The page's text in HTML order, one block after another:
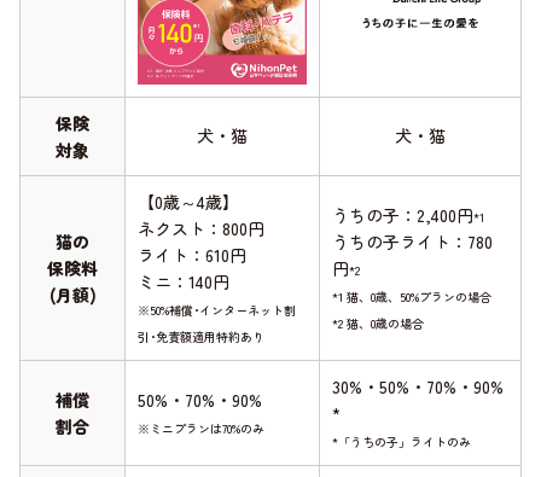
保険
対象
犬・猫 犬・猫
猫の
保険料
(月額)
【0歳～4歳】
ネクスト：800円
ライト：610円
ミニ：140円
※50%補償･インターネット割
引･免責額適用特約あり
うちの子：2,400円*1
うちの子ライト：780
円*2
*1 猫、0歳、50%プランの場合
*2 猫、0歳の場合
補償
割合
50%・70%・90%
※ミニプランは70%のみ
30%・50%・70%・90%
*
*「うちの子」ライトのみ